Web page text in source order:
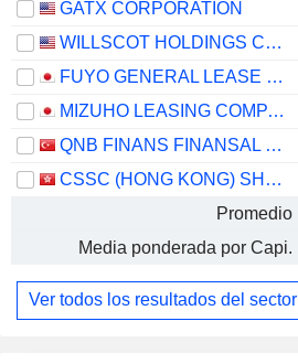
GATX CORPORATION
WILLSCOT HOLDINGS CORPORATION
FUYO GENERAL LEASE CO., LTD.
MIZUHO LEASING COMPANY, LIMITED
QNB FINANS FINANSAL KIRALAMA
CSSC (HONG KONG) SHIPPING COMPANY LIMITED
Promedio
Media ponderada por Capi.
Ver todos los resultados del sector